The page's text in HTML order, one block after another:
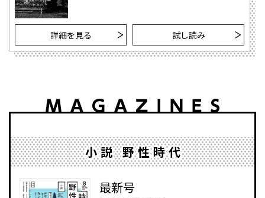
詳細を見る 試し読み
小説 野性時代
最新号